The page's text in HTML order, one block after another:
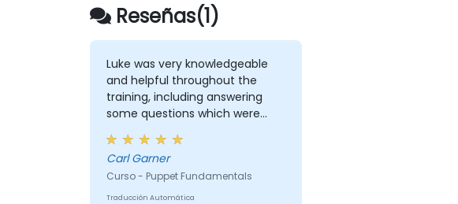
Reseñas(1)
Luke was very knowledgeable
and helpful throughout the
training, including answering
some questions which were
probably more advanced than
the course.
Carl Garner
Curso - Puppet Fundamentals
Traducción Automática